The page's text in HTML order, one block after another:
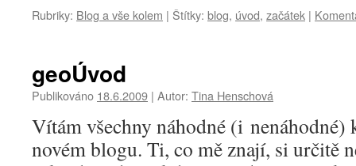
Rubriky: Blog a vše kolem | Štítky: blog, úvod, začátek |
geoÚvod
Publikováno 18.6.2009 | Autor: Tina Henschová
Vítám všechny náhodné (i nenáhodné)
novém blogu. Ti, co mě znají, si určitě